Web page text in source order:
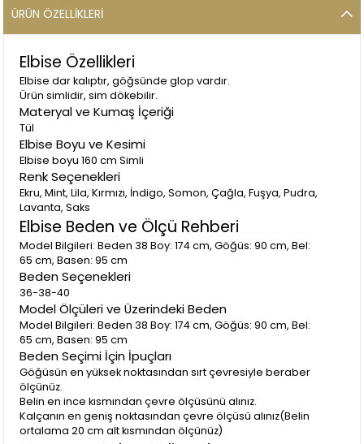
ÜRÜN ÖZELLIKLERI
Elbise Özellikleri
Elbise dar kalıptır, göğsünde glop vardır.
Ürün simlidir, sim dökebilir.
Materyal ve Kumaş İçeriği
Tül
Elbise Boyu ve Kesimi
Elbise boyu 160 cm Simli
Renk Seçenekleri
Ekru, Mint, Lila, Kırmızı, İndigo, Somon, Çağla, Fuşya, Pudra,
Lavanta, Saks
Elbise Beden ve Ölçü Rehberi
Model Bilgileri: Beden 38 Boy: 174 cm, Göğüs: 90 cm, Bel:
65 cm, Basen: 95 cm
Beden Seçenekleri
36-38-40
Model Ölçüleri ve Üzerindeki Beden
Model Bilgileri: Beden 38 Boy: 174 cm, Göğüs: 90 cm, Bel:
65 cm, Basen: 95 cm
Beden Seçimi İçin İpuçları
Göğüsün en yüksek noktasından sırt çevresiyle beraber
ölçünüz.
Belin en ince kısmından çevre ölçüsünü alınız.
Kalçanın en geniş noktasından çevre ölçüsü alınız(Belin
ortalama 20 cm alt kısmından ölçünüz)